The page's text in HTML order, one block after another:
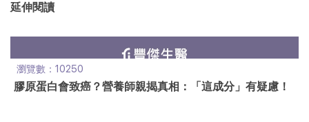
延伸閱讀
瀏覽數：10250
膠原蛋白會致癌？營養師親揭真相：「這成分」有疑慮！